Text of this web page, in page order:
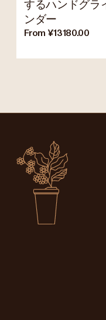
するハンドグラ
ンダー
From ¥13180.00